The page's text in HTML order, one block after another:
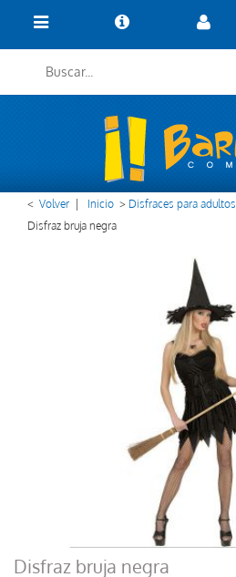
< Volver Inicio > Disfraces para adultos
Disfraz bruja negra
Disfraz bruja negra